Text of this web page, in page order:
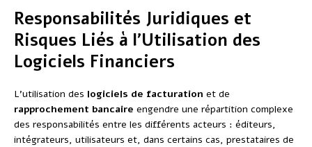
Responsabilités Juridiques et
Risques Liés à l’Utilisation des
Logiciels Financiers
L’utilisation des logiciels de facturation et de
rapprochement bancaire engendre une répartition complexe
des responsabilités entre les différents acteurs : éditeurs,
intégrateurs, utilisateurs et, dans certains cas, prestataires de